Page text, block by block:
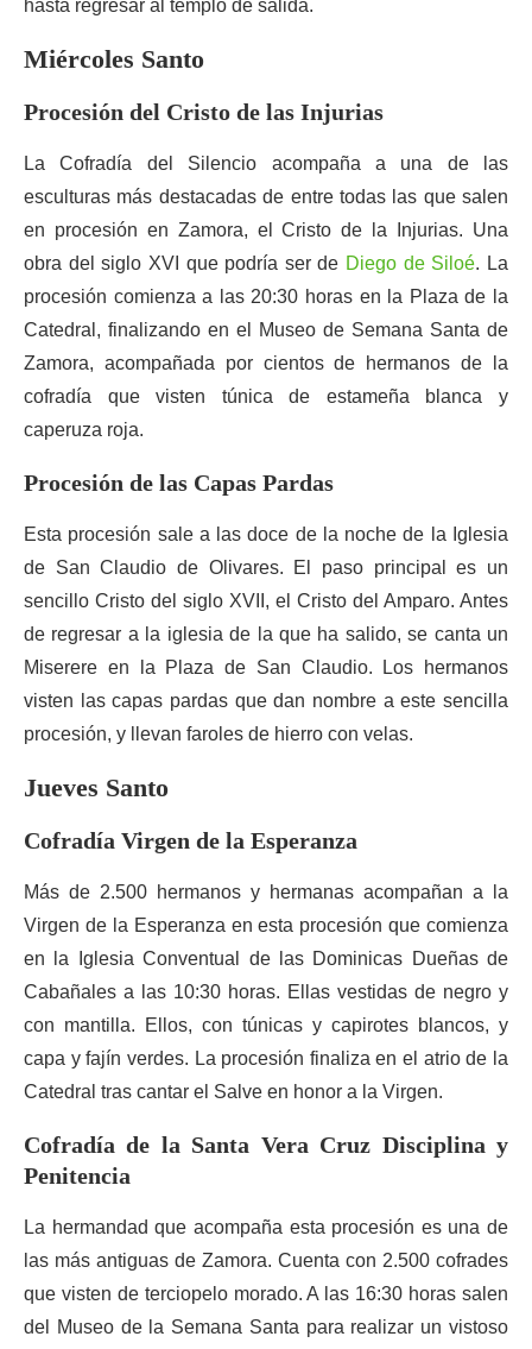
hasta regresar al templo de salida.
Miércoles Santo
Procesión del Cristo de las Injurias
La Cofradía del Silencio acompaña a una de las
esculturas más destacadas de entre todas las que salen
en procesión en Zamora, el Cristo de la Injurias. Una
obra del siglo XVI que podría ser de Diego de Siloé. La
procesión comienza a las 20:30 horas en la Plaza de la
Catedral, finalizando en el Museo de Semana Santa de
Zamora, acompañada por cientos de hermanos de la
cofradía que visten túnica de estameña blanca y
caperuza roja.
Procesión de las Capas Pardas
Esta procesión sale a las doce de la noche de la Iglesia
de San Claudio de Olivares. El paso principal es un
sencillo Cristo del siglo XVII, el Cristo del Amparo. Antes
de regresar a la iglesia de la que ha salido, se canta un
Miserere en la Plaza de San Claudio. Los hermanos
visten las capas pardas que dan nombre a este sencilla
procesión, y llevan faroles de hierro con velas.
Jueves Santo
Cofradía Virgen de la Esperanza
Más de 2.500 hermanos y hermanas acompañan a la
Virgen de la Esperanza en esta procesión que comienza
en la Iglesia Conventual de las Dominicas Dueñas de
Cabañales a las 10:30 horas. Ellas vestidas de negro y
con mantilla. Ellos, con túnicas y capirotes blancos, y
capa y fajín verdes. La procesión finaliza en el atrio de la
Catedral tras cantar el Salve en honor a la Virgen.
Cofradía de la Santa Vera Cruz Disciplina y
Penitencia
La hermandad que acompaña esta procesión es una de
las más antiguas de Zamora. Cuenta con 2.500 cofrades
que visten de terciopelo morado. A las 16:30 horas salen
del Museo de la Semana Santa para realizar un vistoso